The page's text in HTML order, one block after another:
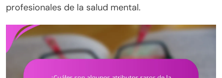
profesionales de la salud mental.